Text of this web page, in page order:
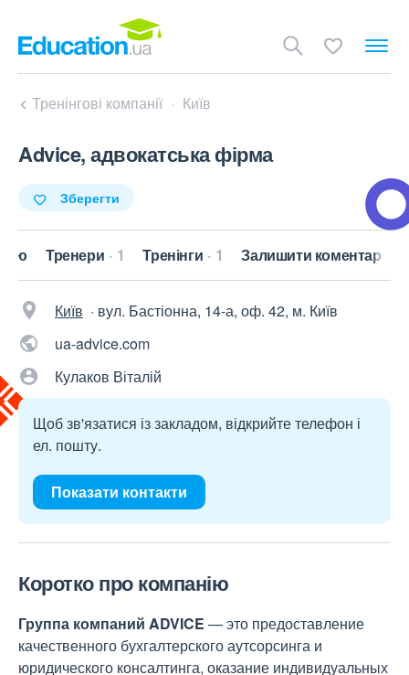
Тренінгові компанії Київ
Advice, адвокатська фірма
Зберегти
Тренери 1 Тренінги 1 Залишити коментар
Київ · вул. Бастіонна, 14-а, оф. 42, м. Київ
ua-advice.com
Кулаков Віталій
Щоб зв'язатися із закладом, відкрийте телефон і
ел. пошту.
Показати контакти
Коротко про компанію
Группа компаний ADVICE — это предоставление
качественного бухгалтерского аутсорсинга и
юридического консалтинга, оказание индивидуальных